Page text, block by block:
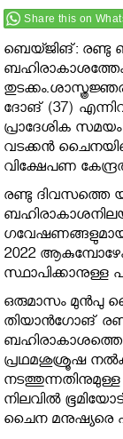
Share this on
ബെയ്ജിങ്: രണ്ടു
ദോങ് (37)
പ്രാദേശിക
വടക്കന്‍
വിക്ഷേപണ
രണ്ടു ദിവസത്തെ
2022
സ്ഥാപിക്കാനുള്ള
ഒരുമാസം മുന്‍പു
തിയാന്‍ഗോങ്
ബഹിരാകാശത്തെ
പ്രഥമശുശ്രൂഷ
നിലവില്‍
ചൈന മനുഷ്യരെ